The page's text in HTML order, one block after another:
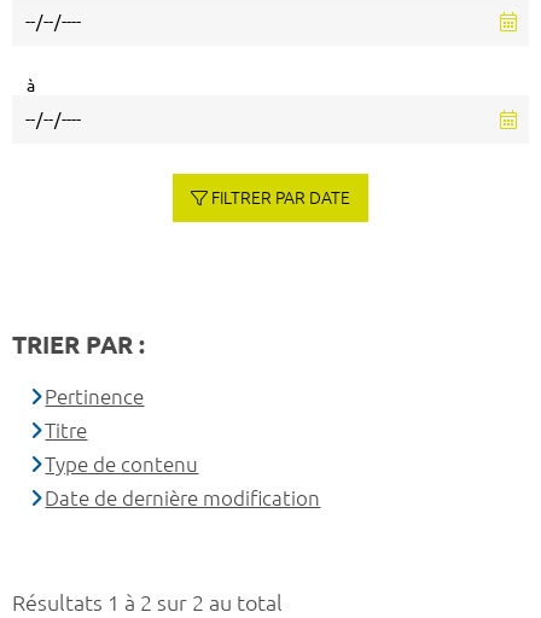
Résultats 1 à 2 sur 2 au total
à
FILTRER PAR DATE
TRIER PAR :
Pertinence
Titre
Type de contenu
Date de dernière modification